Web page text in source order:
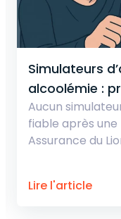
Simulateurs
alcoolémie :
Aucun
fiable après
Assurance du
Lire l'article